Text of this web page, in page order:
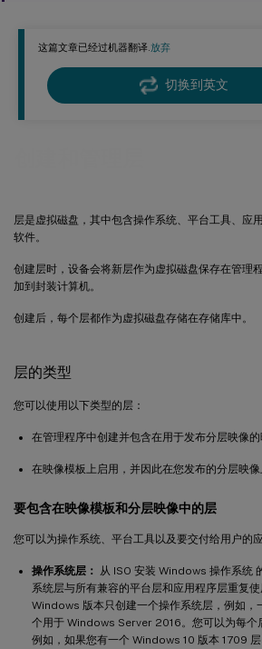
这篇文章已经过机器翻译.放弃
切换到英文
层是虚拟磁盘，其中包含操作系统、平台工具、应
软件。
创建层时，设备会将新层作为虚拟磁盘保存在管理
加到封装计算机。
创建后，每个层都作为虚拟磁盘存储在存储库中。
层的类型
您可以使用以下类型的层：
在管理程序中创建并包含在用于发布分层映像的
在映像模板上启用，并因此在您发布的分层映像
要包含在映像模板和分层映像中的层
您可以为操作系统、平台工具以及要交付给用户的
操作系统层：
从 ISO 安装 Windows 操作系统
系统层与所有兼容的平台层和应用程序层重复
Windows 版本只创建一个操作系统层，例如
个用于 Windows Server 2016。您可以为每个
例如，如果您有一个 Windows 10 版本 1709